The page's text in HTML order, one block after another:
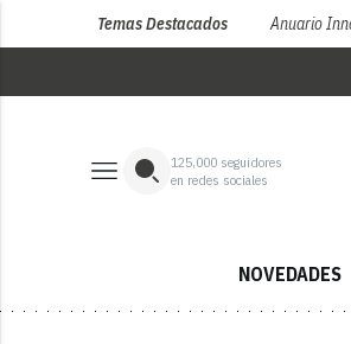
Temas Destacados Anuario
125,000 seguidores
en redes sociales
NOVEDADES